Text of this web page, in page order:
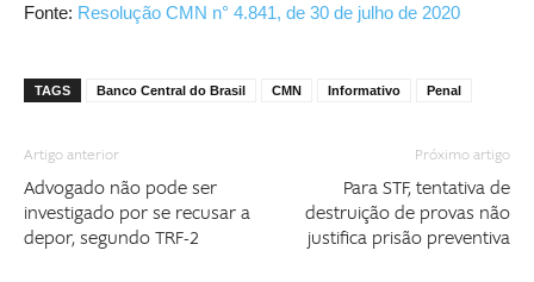
Fonte: Resolução CMN n° 4.841, de 30 de julho de 2020​
TAGS Banco Central do Brasil CMN Informativo Penal
Artigo anterior
Advogado não pode ser
investigado por se recusar a
depor, segundo TRF-2
Próximo artigo
Para STF, tentativa de
destruição de provas não
justifica prisão preventiva